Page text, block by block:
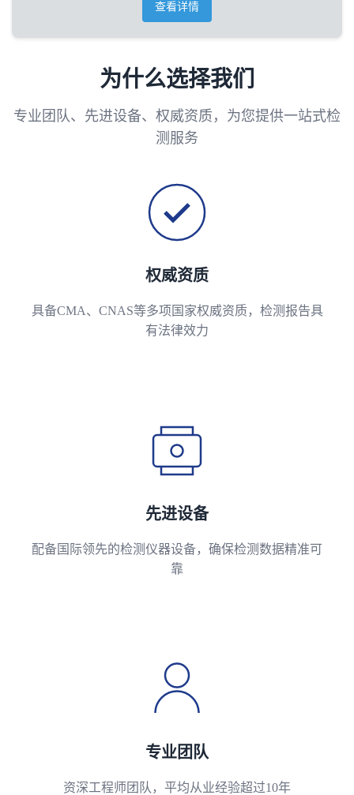
查看详情
为什么选择我们
专业团队、先进设备、权威资质，为您提供一站式检
测服务
权威资质
具备CMA、CNAS等多项国家权威资质，检测报告具
有法律效力
先进设备
配备国际领先的检测仪器设备，确保检测数据精准可
靠
专业团队
资深工程师团队，平均从业经验超过10年